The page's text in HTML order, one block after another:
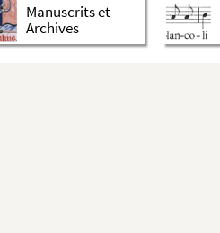
Manuscrits et
Archives